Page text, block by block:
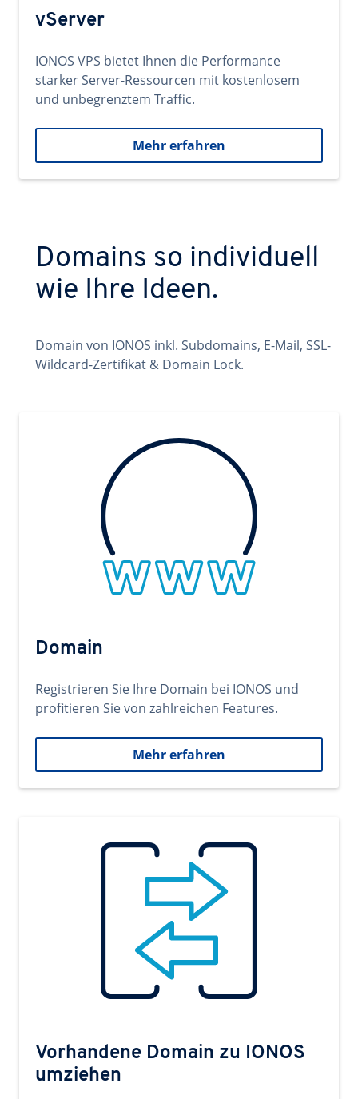
vServer
IONOS VPS bietet Ihnen die Performance
starker Server-Ressourcen mit kostenlosem
und unbegrenztem Traffic.
Mehr erfahren
Domains so individuell
wie Ihre Ideen.
Domain von IONOS inkl. Subdomains, E-Mail, SSL-
Wildcard-Zertifikat & Domain Lock.
Domain
Registrieren Sie Ihre Domain bei IONOS und
profitieren Sie von zahlreichen Features.
Mehr erfahren
Vorhandene Domain zu IONOS
umziehen